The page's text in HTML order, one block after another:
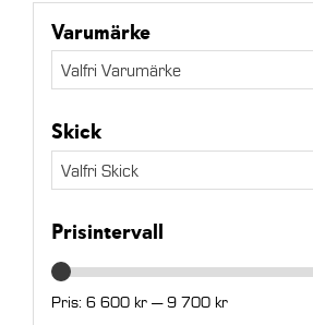
Varumärke
Valfri Varumärke
Skick
Valfri Skick
Prisintervall
Pris: 6 600 kr—9 700 kr